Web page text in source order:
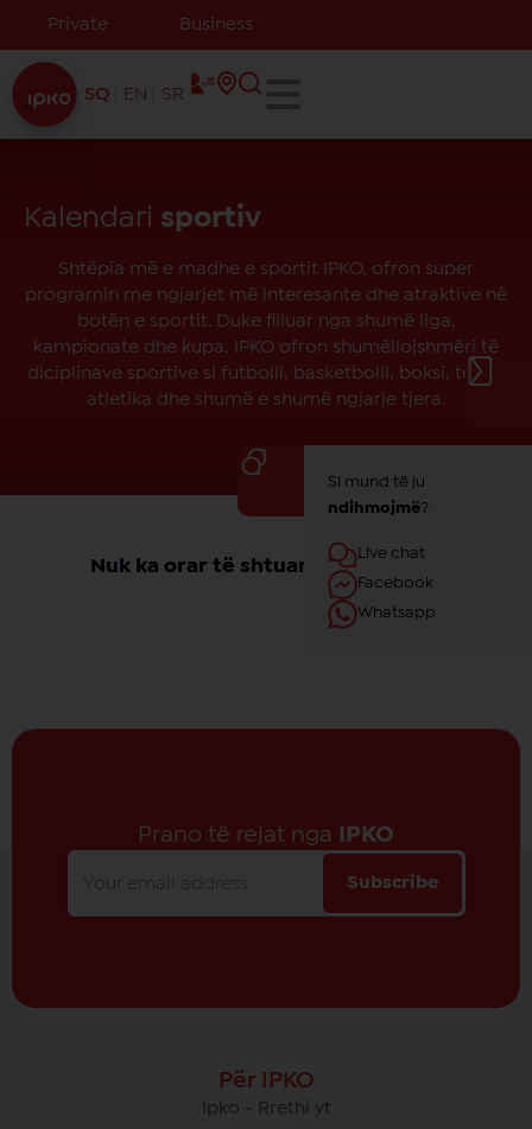
Private Business
SQ EN SR
Kalendari sportiv
Shtëpia më e madhe e sportit IPKO, ofron super
programin me ngjarjet më interesante dhe atraktive në
botën e sportit. Duke filluar nga shumë liga,
kampionate dhe kupa, IPKO ofron shumëllojshmëri të
diciplinave sportive si futbolli, basketbolli, boksi, tenisi,
atletika dhe shumë e shumë ngjarje tjera.
Nuk ka orar të shtuar për këtë ligë
Prano të rejat nga IPKO
Subscribe
Për IPKO
Ipko - Rrethi yt
Si mund të ju
ndihmojmë?
Live chat
Facebook
Whatsapp